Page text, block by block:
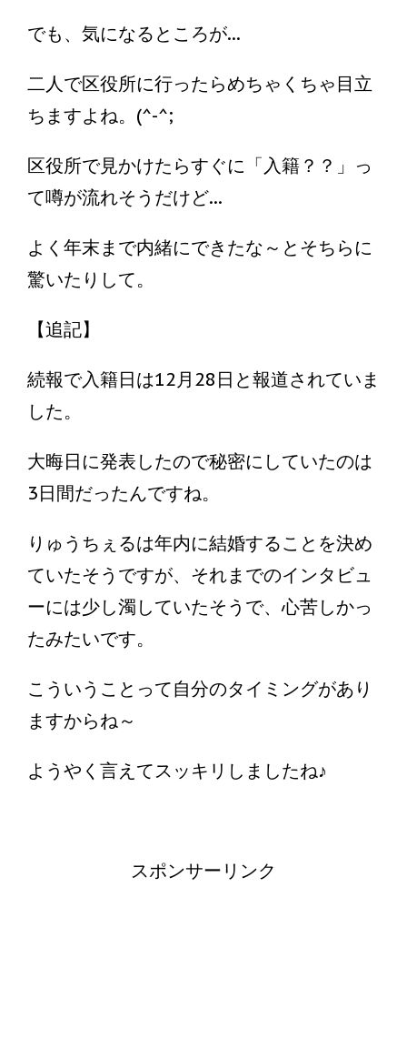
でも、気になるところが...
二人で区役所に行ったらめちゃくちゃ目立
ちますよね。(^-^;
区役所で見かけたらすぐに「入籍？？」っ
て噂が流れそうだけど...
よく年末まで内緒にできたな～とそちらに
驚いたりして。
【追記】
続報で入籍日は12月28日と報道されていま
した。
大晦日に発表したので秘密にしていたのは
3日間だったんですね。
りゅうちぇるは年内に結婚することを決め
ていたそうですが、それまでのインタビュ
ーには少し濁していたそうで、心苦しかっ
たみたいです。
こういうことって自分のタイミングがあり
ますからね～
ようやく言えてスッキリしましたね♪
スポンサーリンク